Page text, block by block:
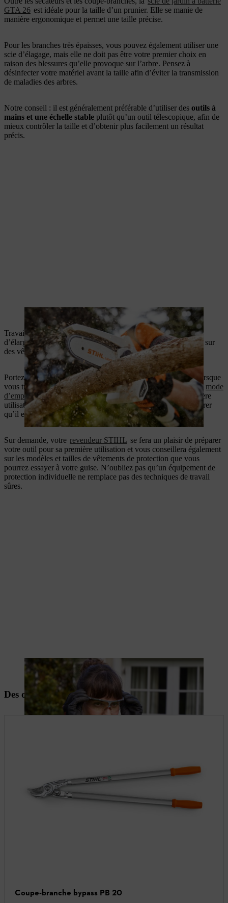
GTA 26 est idéale pour la taille d’un prunier. Elle se manie de
manière ergonomique et permet une taille précise.
Pour les branches très épaisses, vous pouvez également utiliser une
scie d’élagage, mais elle ne doit pas être votre premier choix en
raison des blessures qu’elle provoque sur l’arbre. Pensez à
désinfecter votre matériel avant la taille afin d’éviter la transmission
de maladies des arbres.
Notre conseil : il est généralement préférable d’utiliser des outils à
mains et une échelle stable plutôt qu’un outil télescopique, afin de
mieux contrôler la taille et d’obtenir plus facilement un résultat
précis.
La GTA 26 coupe de manière ergonomique et précise.
Travailler avec des outils puissants est plaisant et vous permet
d’élargir vos compétences. Il est alors bon de pouvoir compter sur
des vêtements de protection efficaces et sûrs.
Portez toujours votreéquipement de protection individuelle
lorsque
vous travaillez avec les appareils STIHL. Veuillez consulter le mode
d’emploi
de votre produit pour plus de détails. Avant la première
utilisation, il convient d’étudier en détail l’appareil et de s’assurer
qu’il est en parfait état de marche avant chaque utilisation.
Sur demande, votre revendeur STIHL se fera un plaisir de préparer
votre outil pour sa première utilisation et vous conseillera également
sur les modèles et tailles de vêtements de protection que vous
pourrez essayer à votre guise. N’oubliez pas qu’un équipement de
protection individuelle ne remplace pas des techniques de travail
sûres.
La sécurité est essentielle lors de la taille.
Des outils puissants pour la taille du prunier
Coupe-branche bypass PB 20